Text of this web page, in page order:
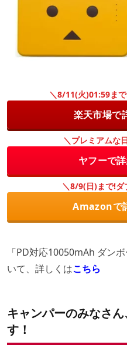
＼8/11(火)01:59ま
楽天市場で
＼プレミアムな
ヤフーで
＼8/9(日)まで!ダ
Amazonで
「PD対応10050mAh ダン
いて、詳しくはこちら
キャンパーのみなさ
す！